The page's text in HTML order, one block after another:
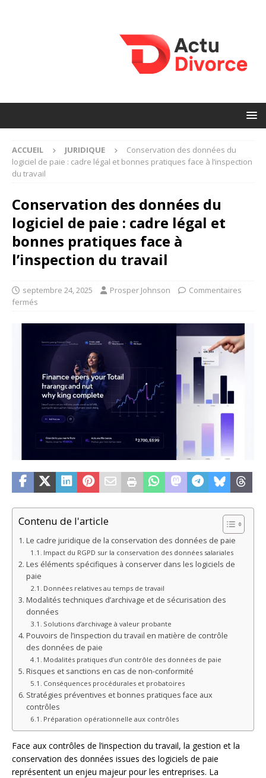
ACCUEIL JURIDIQUE
Conservation des données du
logiciel de paie : cadre légal et bonnes pratiques face à l’inspection
du travail
Conservation des données du
logiciel de paie : cadre légal et
bonnes pratiques face à
l’inspection du travail
septembre 24, 2025 Prosper Johnson
Commentaires
fermés
Contenu de l'article
Le cadre juridique de la conservation des données de paie
Impact du RGPD sur la conservation des données salariales
Les éléments spécifiques à conserver dans les logiciels de
paie
Données relatives au temps de travail
Modalités techniques d’archivage et de sécurisation des
données
Solutions d’archivage à valeur probante
Pouvoirs de l’inspection du travail en matière de contrôle
des données de paie
Modalités pratiques d’un contrôle des données de paie
Risques et sanctions en cas de non-conformité
Conséquences procédurales et probatoires
Stratégies préventives et bonnes pratiques face aux
contrôles
Préparation opérationnelle aux contrôles
Face aux contrôles de l’inspection du travail, la gestion et la
conservation des données issues des logiciels de paie
représentent un enjeu majeur pour les entreprises. La